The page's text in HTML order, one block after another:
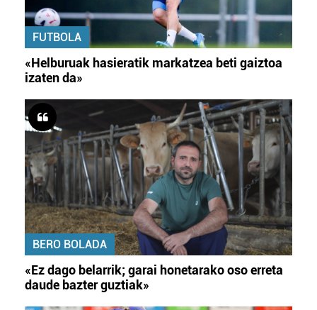
FUTBOLA
«Helburuak hasieratik markatzea beti gaiztoa
izaten da»
BERO BOLADA
«Ez dago belarrik; garai honetarako oso erreta
daude bazter guztiak»